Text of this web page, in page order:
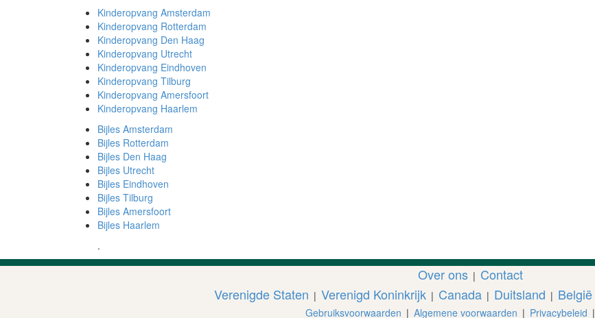
Kinderopvang Amsterdam
Kinderopvang Rotterdam
Kinderopvang Den Haag
Kinderopvang Utrecht
Kinderopvang Eindhoven
Kinderopvang Tilburg
Kinderopvang Amersfoort
Kinderopvang Haarlem
Bijles Amsterdam
Bijles Rotterdam
Bijles Den Haag
Bijles Utrecht
Bijles Eindhoven
Bijles Tilburg
Bijles Amersfoort
Bijles Haarlem
.
Over ons | Contact
Verenigde Staten | Verenigd Koninkrijk | Canada | Duitsland | België
Gebruiksvoorwaarden | Algemene voorwaarden | Privacybeleid |